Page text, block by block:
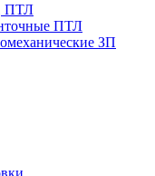
ПТЛ
ПТЛ
ЗП